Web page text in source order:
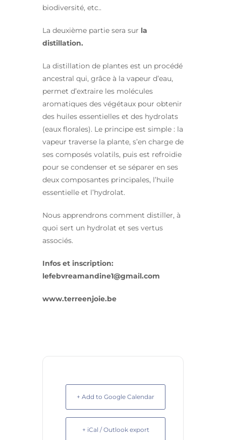
biodiversité, etc..
La deuxième partie sera sur la
distillation.
La distillation de plantes est un procédé
ancestral qui, grâce à la vapeur d’eau,
permet d’extraire les molécules
aromatiques des végétaux pour obtenir
des huiles essentielles et des hydrolats
(eaux florales). Le principe est simple : la
vapeur traverse la plante, s’en charge de
ses composés volatils, puis est refroidie
pour se condenser et se séparer en ses
deux composantes principales, l’huile
essentielle et l’hydrolat.
Nous apprendrons comment distiller, à
quoi sert un hydrolat et ses vertus
associés.
Infos et inscription:
lefebvreamandine1@gmail.com
www.terreenjoie.be
+ Add to Google Calendar
+ iCal / Outlook export